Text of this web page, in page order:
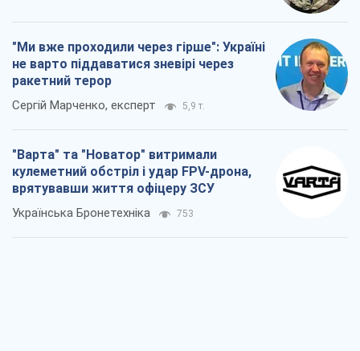
"Ми вже проходили через гірше": Україні
не варто піддаватися зневірі через
ракетний терор
Сергій Марченко, експерт 5,9 т.
"Варта" та "Новатор" витримали
кулеметний обстріл і удар FPV-дрона,
врятувавши життя офіцеру ЗСУ
Українська Бронетехніка 753